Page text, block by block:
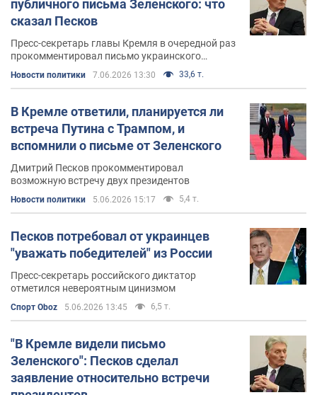
публичного письма Зеленского: что
сказал Песков
Пресс-секретарь главы Кремля в очередной раз
прокомментировал письмо украинского
Новости политики 7.06.2026 13:30 33,6 т.
В Кремле ответили, планируется ли
встреча Путина с Трампом, и
вспомнили о письме от Зеленского
Дмитрий Песков прокомментировал
возможную встречу двух президентов
Новости политики 5.06.2026 15:17 5,4 т.
Песков потребовал от украинцев
"уважать победителей" из России
Пресс-секретарь российского диктатор
отметился невероятным цинизмом
Спорт Oboz 5.06.2026 13:45 6,5 т.
"В Кремле видели письмо
Зеленского": Песков сделал
заявление относительно встречи